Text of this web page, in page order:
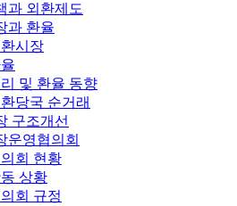
과 외환제도
과 환율
시장
및 환율 동향
당국 순거래
구조개선
운영협의회
회 현황
상황
회 규정